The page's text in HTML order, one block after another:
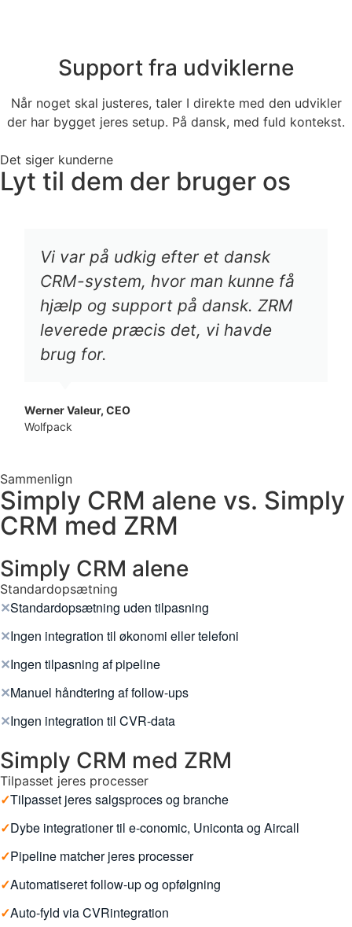
Support fra udviklerne
Når noget skal justeres, taler I direkte med den udvikler
der har bygget jeres setup. På dansk, med fuld kontekst.
Det siger kunderne
Lyt til dem der bruger os
Vi var på udkig efter et dansk
CRM-system, hvor man kunne få
hjælp og support på dansk. ZRM
leverede præcis det, vi havde
brug for.
Werner Valeur, CEO
Wolfpack
Sammenlign
Simply CRM alene vs. Simply
CRM med ZRM
Simply CRM alene
Standardopsætning
✕Standardopsætning uden tilpasning
✕Ingen integration til økonomi eller telefoni
✕Ingen tilpasning af pipeline
✕Manuel håndtering af follow-ups
✕Ingen integration til CVR-data
Simply CRM med ZRM
Tilpasset jeres processer
✓Tilpasset jeres salgsproces og branche
✓Dybe integrationer til e-conomic, Uniconta og Aircall
✓Pipeline matcher jeres processer
✓Automatiseret follow-up og opfølgning
✓Auto-fyld via CVRintegration